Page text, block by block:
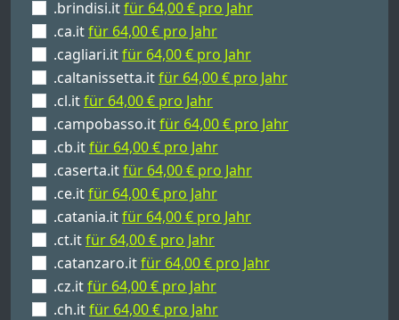
.brindisi.itfür 64,00 € pro Jahr
.ca.itfür 64,00 € pro Jahr
.cagliari.itfür 64,00 € pro Jahr
.caltanissetta.itfür 64,00 € pro Jahr
.cl.itfür 64,00 € pro Jahr
.campobasso.itfür 64,00 € pro Jahr
.cb.itfür 64,00 € pro Jahr
.caserta.itfür 64,00 € pro Jahr
.ce.itfür 64,00 € pro Jahr
.catania.itfür 64,00 € pro Jahr
.ct.itfür 64,00 € pro Jahr
.catanzaro.itfür 64,00 € pro Jahr
.cz.itfür 64,00 € pro Jahr
.ch.itfür 64,00 € pro Jahr